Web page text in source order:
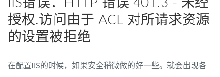
IIS错误：HTTP 错误 401.3 - 未经
授权.访问由于 ACL 对所请求资源
的设置被拒绝
在配置IIS的时候，如果安全稍微做的好一些。就会出现各